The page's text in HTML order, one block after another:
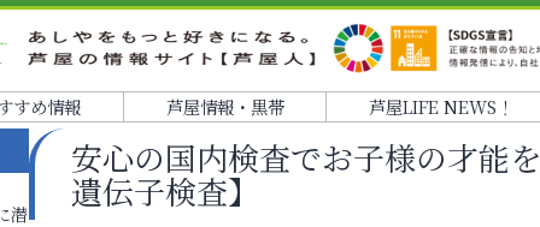
すめ情報 芦屋情報・黒帯 芦屋LIFE NEWS！
安心の国内検査でお子様の才能
遺伝子検査】
潜